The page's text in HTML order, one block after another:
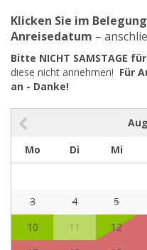
Klicken Sie im
Anreisedatum –
Bitte NICHT SAMSTAGE
diese nicht annehmen! Für
an - Danke!
Mo
Di Mi
3
4 5
10
11 12